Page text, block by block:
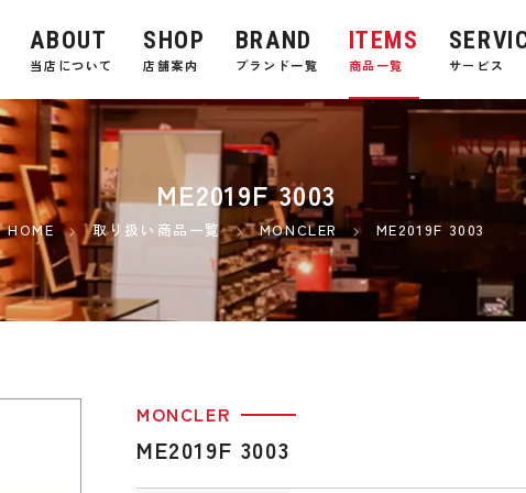
ABOUT
当店について
SHOP
店舗案内
BRAND
ブランド一覧
ITEMS
商品一覧 サービス
ME2019F 3003
HOME 取り扱い商品一覧 MONCLER ME2019F 3003
MONCLER
ME2019F 3003